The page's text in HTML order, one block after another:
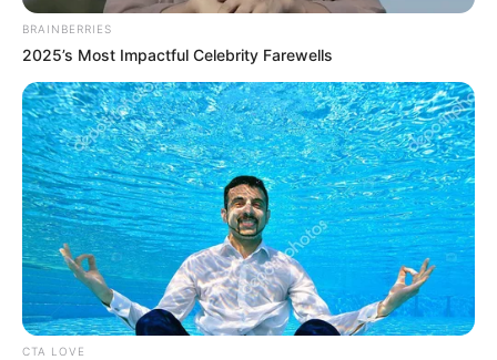
BRAINBERRIES
2025’s Most Impactful Celebrity Farewells
CTA LOVE